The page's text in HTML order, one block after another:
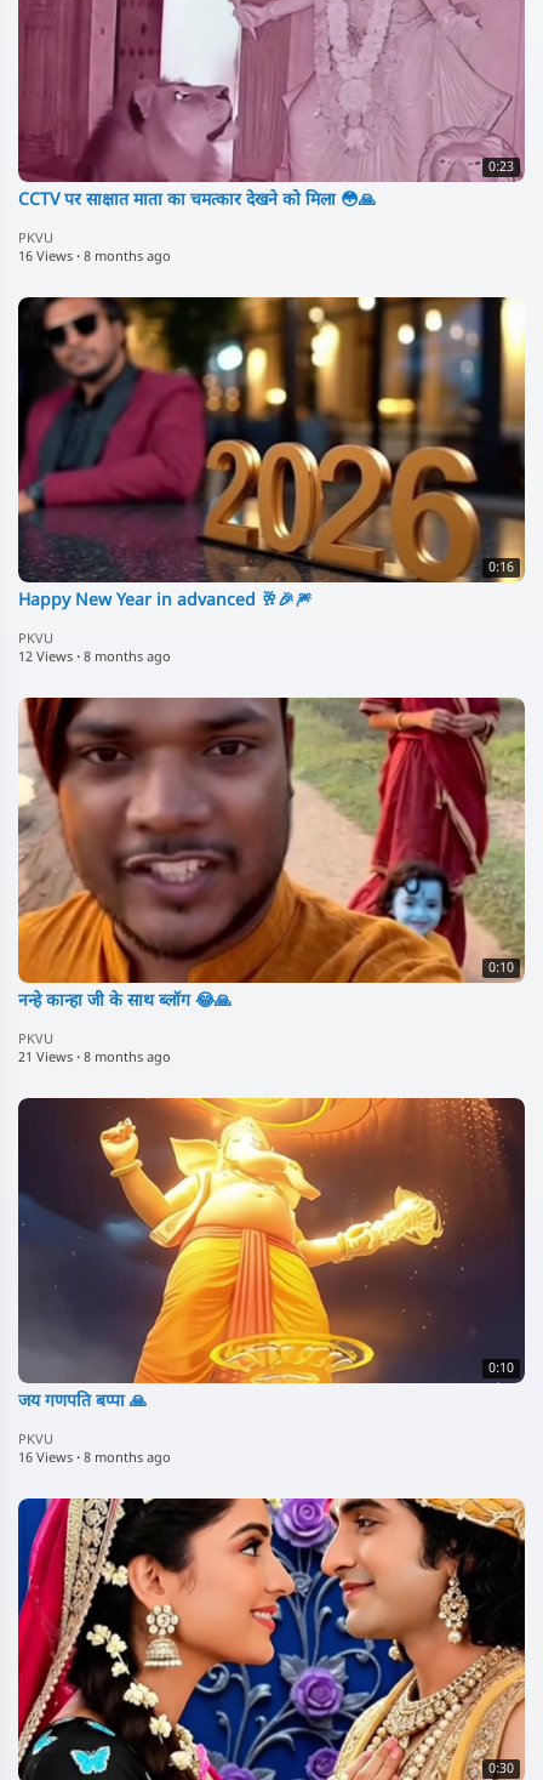
0:23
CCTV पर साक्षात माता का चमत्कार देखने को मिला 😳🙏
PKVU
16 Views · 8 months ago
0:16
Happy New Year in advanced 🥂🎉🎆
PKVU
12 Views · 8 months ago
0:10
नन्हे कान्हा जी के साथ ब्लॉग 😂🙏
PKVU
21 Views · 8 months ago
0:10
जय गणपति बप्पा 🙏
PKVU
16 Views · 8 months ago
0:30